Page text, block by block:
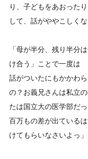
り、子どもをあおったり
して、話がややこしく
「母が半分、残り半分
け合う」ことで一度は
話がついたにもかかわ
の？お義兄さんは私立
たは国立大の医学部だ
百万もの差が出ている
けてもらいなさいよっ」